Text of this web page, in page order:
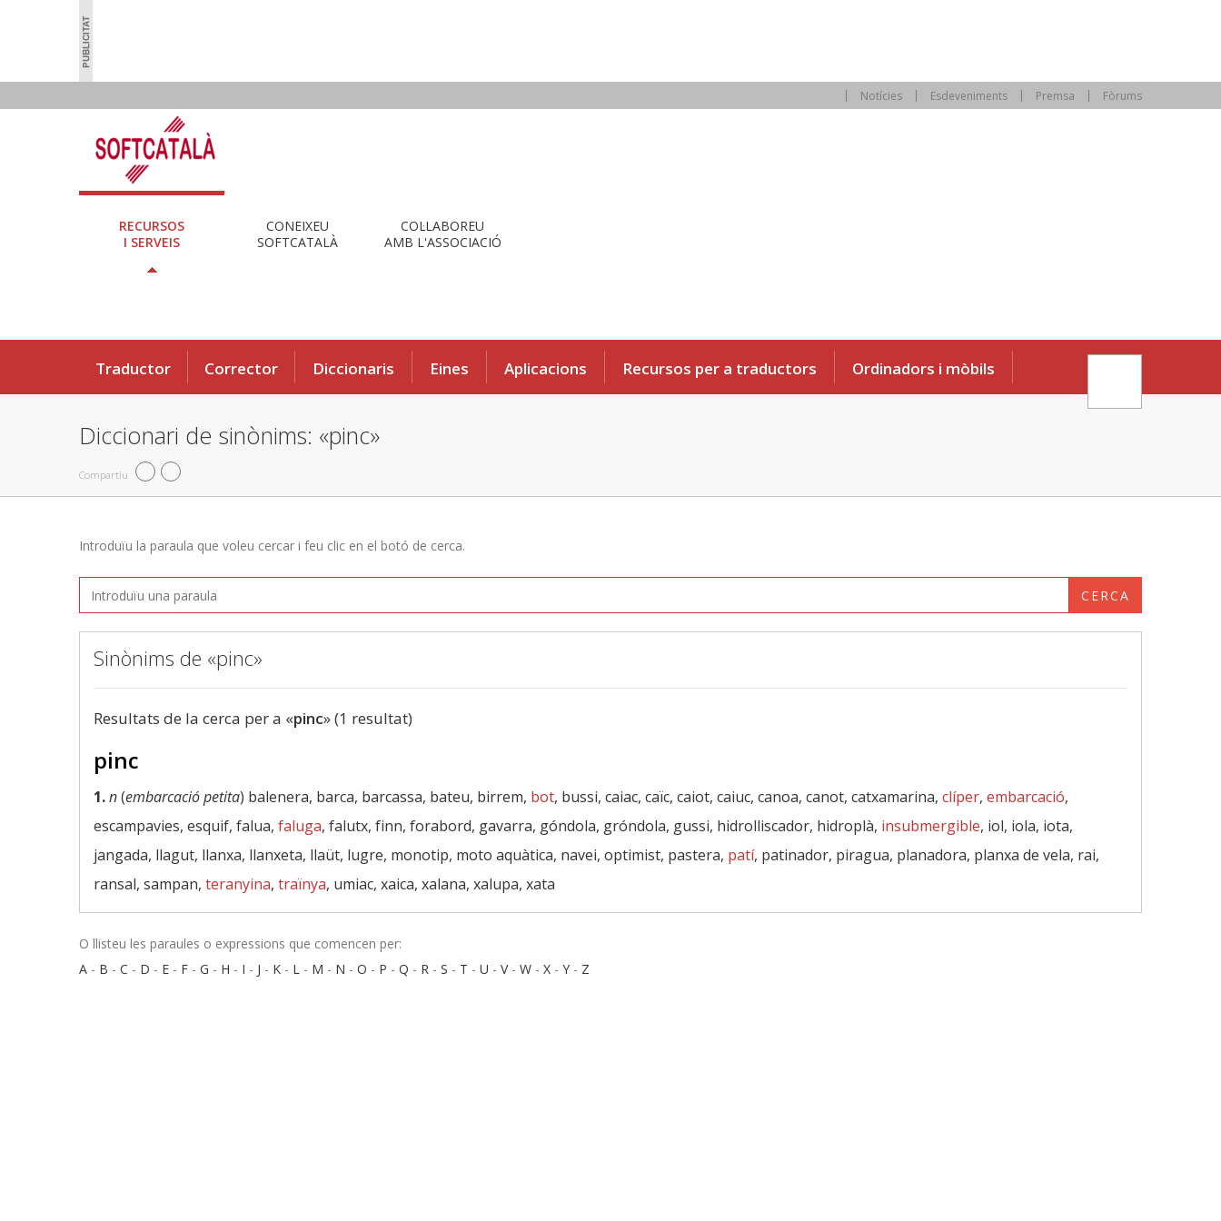
Notícies Esdeveniments Premsa Fòrums
RECURSOS
I SERVEIS
CONEIXEU
SOFTCATALÀ
COL·LABOREU
AMB L'ASSOCIACIÓ
Traductor Corrector Diccionaris Eines Aplicacions Recursos per a traductors Ordinadors i mòbils
Diccionari de sinònims: «pinc»
Compartiu
Introduïu la paraula que voleu cercar i feu clic en el botó de cerca.
CERCA
Sinònims de «pinc»
Resultats de la cerca per a «pinc» (1 resultat)
pinc
1.n(embarcació petita) balenera, barca, barcassa, bateu, birrem, bot, bussi, caiac, caïc, caiot, caiuc, canoa, canot, catxamarina, clíper, embarcació,
escampavies, esquif, falua, faluga, falutx, finn, forabord, gavarra, góndola, gróndola, gussi, hidrolliscador, hidroplà, insubmergible, iol, iola, iota,
jangada, llagut, llanxa, llanxeta, llaüt, lugre, monotip, moto aquàtica, navei, optimist, pastera, patí, patinador, piragua, planadora, planxa de vela, rai,
ransal, sampan, teranyina, traïnya, umiac, xaica, xalana, xalupa, xata
O llisteu les paraules o expressions que comencen per:
A - B - C - D - E - F - G - H - I - J - K - L - M - N - O - P - Q - R - S - T - U - V- W - X - Y - Z